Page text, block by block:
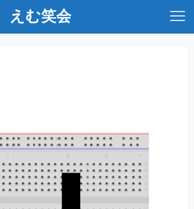
えむ笑会